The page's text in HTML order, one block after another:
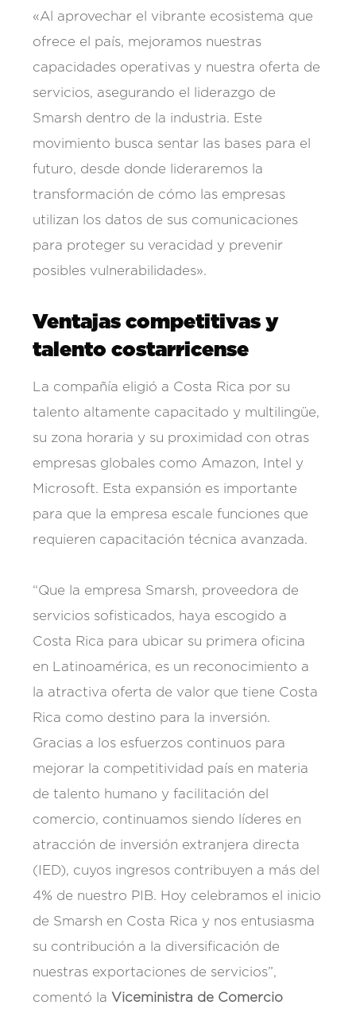
«Al aprovechar el vibrante ecosistema que
ofrece el país, mejoramos nuestras
capacidades operativas y nuestra oferta de
servicios, asegurando el liderazgo de
Smarsh dentro de la industria. Este
movimiento busca sentar las bases para el
futuro, desde donde lideraremos la
transformación de cómo las empresas
utilizan los datos de sus comunicaciones
para proteger su veracidad y prevenir
posibles vulnerabilidades».
Ventajas competitivas y
talento costarricense
La compañía eligió a Costa Rica por su
talento altamente capacitado y multilingüe,
su zona horaria y su proximidad con otras
empresas globales como Amazon, Intel y
Microsoft. Esta expansión es importante
para que la empresa escale funciones que
requieren capacitación técnica avanzada.
“Que la empresa Smarsh, proveedora de
servicios sofisticados, haya escogido a
Costa Rica para ubicar su primera oficina
en Latinoamérica, es un reconocimiento a
la atractiva oferta de valor que tiene Costa
Rica como destino para la inversión.
Gracias a los esfuerzos continuos para
mejorar la competitividad país en materia
de talento humano y facilitación del
comercio, continuamos siendo líderes en
atracción de inversión extranjera directa
(IED), cuyos ingresos contribuyen a más del
4% de nuestro PIB. Hoy celebramos el inicio
de Smarsh en Costa Rica y nos entusiasma
su contribución a la diversificación de
nuestras exportaciones de servicios”,
comentó la Viceministra de Comercio